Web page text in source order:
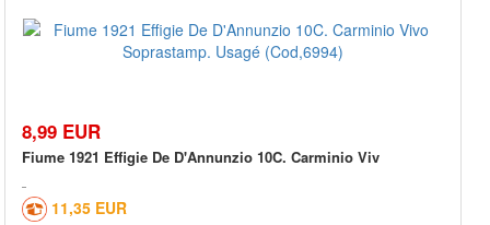
8,99 EUR
Fiume 1921 Effigie De D'Annunzio 10C. Carminio Viv
11,35 EUR